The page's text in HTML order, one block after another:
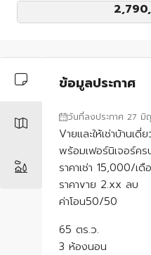
ข้อมูลประกาศ
วันที่ลงประกาศ 27 มิ
Vายและให้เช่าบ้านเ
พร้อมเฟอร์นิเจอร์คร
ราคาเช่า 15,000/เดื
ราคาvาย 2.xx ลบ
ค่าโอน50/50
65 ตร.ว.
3 ห้องนอน